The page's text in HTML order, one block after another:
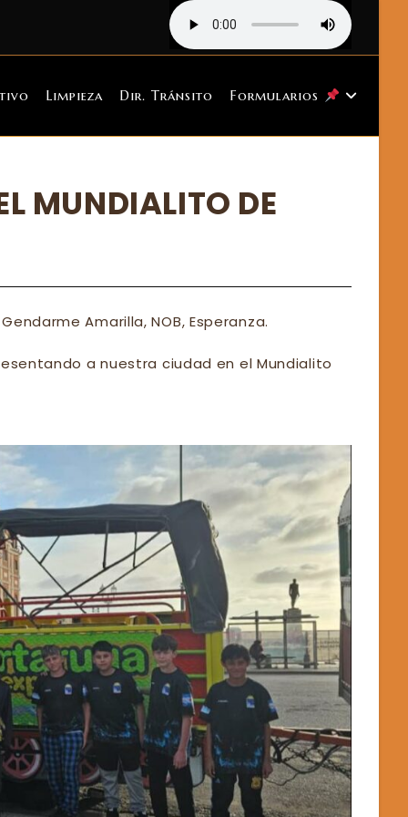
Limpieza Dir. Tránsito Formularios
MUNDIALITO DE
Amarilla, NOB, Esperanza.
a nuestra ciudad en el Mundialito